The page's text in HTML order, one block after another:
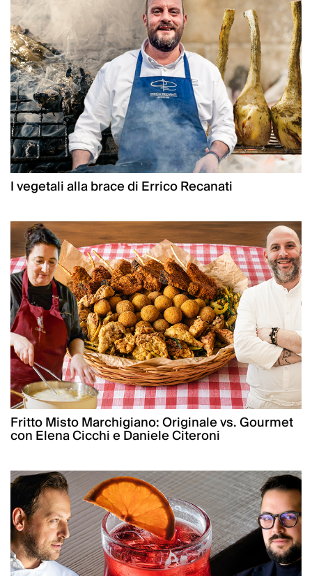
I vegetali alla brace di Errico Recanati
Fritto Misto Marchigiano: Originale vs. Gourmet
con Elena Cicchi e Daniele Citeroni